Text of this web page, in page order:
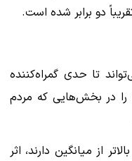
دو برابر شده است.
تا حدی گمراه‌کننده
را در بخش‌هایی که مردم
از میانگین دارند، اثر